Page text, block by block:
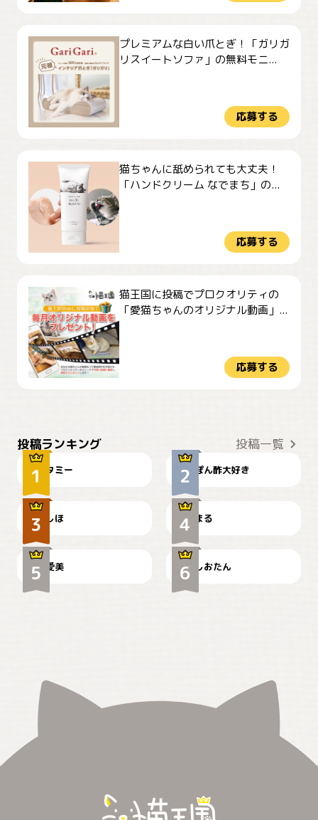
プレミアムな白い爪とぎ！「ガリガ
リスイートソファ」の無料モニ...
応募する
猫ちゃんに舐められても大丈夫！
「ハンドクリーム なでまち」の...
応募する
猫王国に投稿でプロクオリティの
「愛猫ちゃんのオリジナル動画」...
応募する
投稿ランキング 投稿一覧
タミー ぽん酢大好き
お弁当になりたいにゃ😽
しほ
🤦‍♀️
まる
かわいい毛玉つき
爱美
暑い日が続くにゃ
しおたん